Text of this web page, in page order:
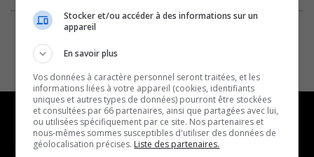
NOUVELLES MUSIQUE
Stocker et/ou accéder à des informations sur un
appareil
En savoir plus
Vos données à caractère personnel seront traitées, et les
informations liées à votre appareil (cookies, identifiants
uniques et autres types de données) pourront être stockées
et consultées par 66 partenaires, ainsi que partagées avec lui,
ou utilisées spécifiquement par ce site. Nos partenaires et
nous-mêmes sommes susceptibles d'utiliser des données de
géolocalisation précises. Liste des partenaires.